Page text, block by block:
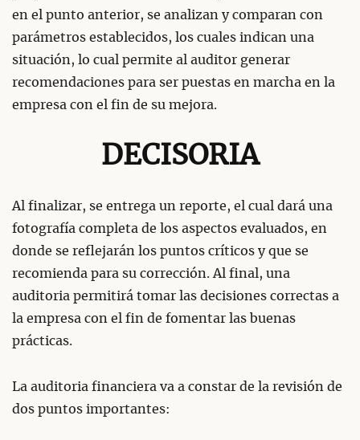
en el punto anterior, se analizan y comparan con
parámetros establecidos, los cuales indican una
situación, lo cual permite al auditor generar
recomendaciones para ser puestas en marcha en la
empresa con el fin de su mejora.
DECISORIA
Al finalizar, se entrega un reporte, el cual dará una
fotografía completa de los aspectos evaluados, en
donde se reflejarán los puntos críticos y que se
recomienda para su corrección. Al final, una
auditoria permitirá tomar las decisiones correctas a
la empresa con el fin de fomentar las buenas
prácticas.
La auditoria financiera va a constar de la revisión de
dos puntos importantes: